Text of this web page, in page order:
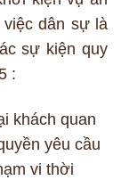
dân sự là
sự kiện quy
:
khách quan
yêu cầu
vi thời